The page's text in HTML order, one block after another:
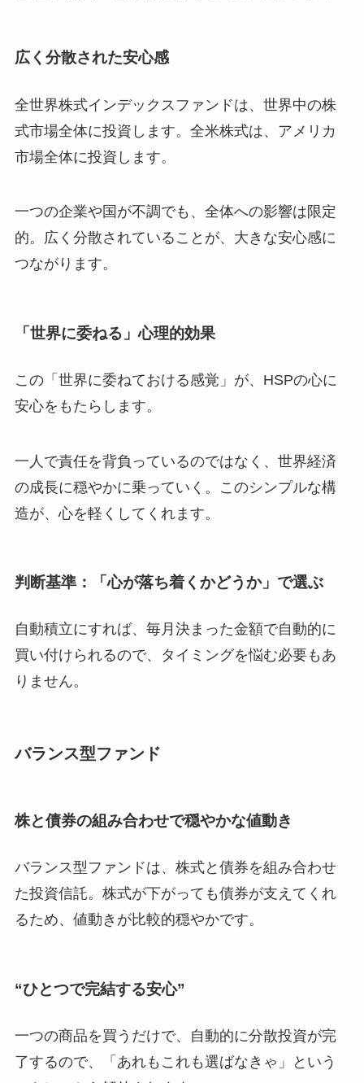
広く分散された安心感
全世界株式インデックスファンドは、世界中の株
式市場全体に投資します。全米株式は、アメリカ
市場全体に投資します。
一つの企業や国が不調でも、全体への影響は限定
的。広く分散されていることが、大きな安心感に
つながります。
「世界に委ねる」心理的効果
この「世界に委ねておける感覚」が、HSPの心に
安心をもたらします。
一人で責任を背負っているのではなく、世界経済
の成長に穏やかに乗っていく。このシンプルな構
造が、心を軽くしてくれます。
判断基準：「心が落ち着くかどうか」で選ぶ
自動積立にすれば、毎月決まった金額で自動的に
買い付けられるので、タイミングを悩む必要もあ
りません。
バランス型ファンド
株と債券の組み合わせで穏やかな値動き
バランス型ファンドは、株式と債券を組み合わせ
た投資信託。株式が下がっても債券が支えてくれ
るため、値動きが比較的穏やかです。
“ひとつで完結する安心”
一つの商品を買うだけで、自動的に分散投資が完
了するので、「あれもこれも選ばなきゃ」という